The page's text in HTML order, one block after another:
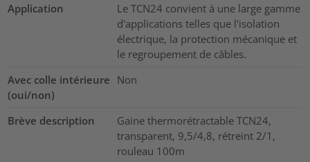
Application
Le TCN24 convient à une large gamme
d'applications telles que l'isolation
électrique, la protection mécanique et
le regroupement de câbles.
Avec colle intérieure
(oui/non)
Non
Brève description
Gaine thermorétractable TCN24,
transparent, 9,5/4,8, rétreint 2/1,
rouleau 100m